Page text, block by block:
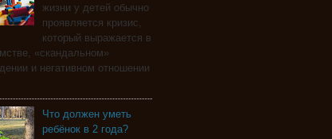
жизни у детей обычно
проявляется кризис,
который выражается в
«скандальном»
и негативном отношении
Что должен уметь
ребёнок в 2 года?